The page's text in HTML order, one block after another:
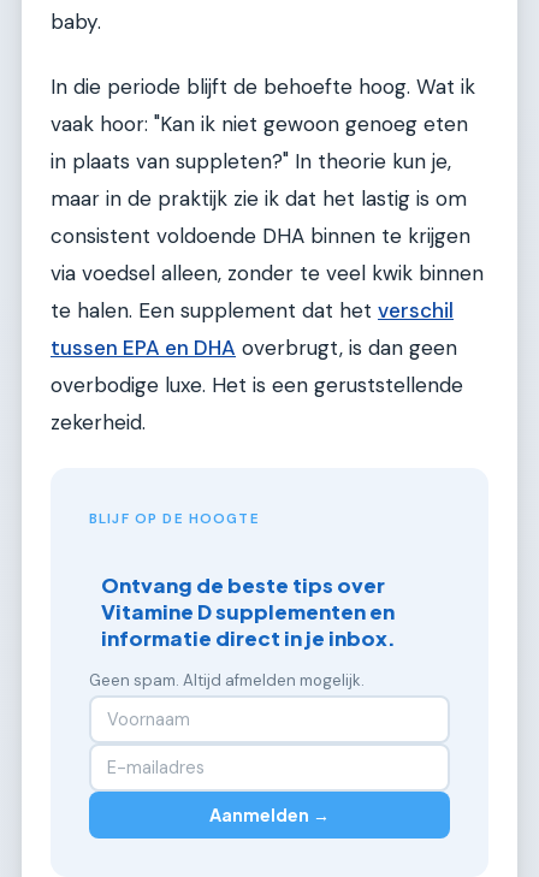
baby.
In die periode blijft de behoefte hoog. Wat ik
vaak hoor: "Kan ik niet gewoon genoeg eten
in plaats van suppleten?" In theorie kun je,
maar in de praktijk zie ik dat het lastig is om
consistent voldoende DHA binnen te krijgen
via voedsel alleen, zonder te veel kwik binnen
te halen. Een supplement dat het verschil
tussen EPA en DHA overbrugt, is dan geen
overbodige luxe. Het is een geruststellende
zekerheid.
BLIJF OP DE HOOGTE
Ontvang de beste tips over
Vitamine D supplementen en
informatie direct in je inbox.
Geen spam. Altijd afmelden mogelijk.
Aanmelden →